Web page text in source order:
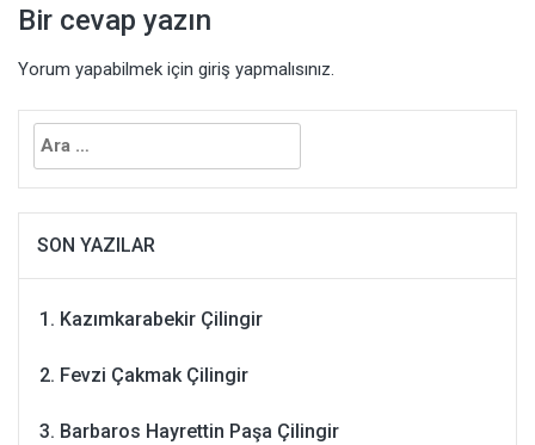
Bir cevap yazın
Yorum yapabilmek için giriş yapmalısınız.
Arama:
SON YAZILAR
Kazımkarabekir Çilingir
Fevzi Çakmak Çilingir
Barbaros Hayrettin Paşa Çilingir